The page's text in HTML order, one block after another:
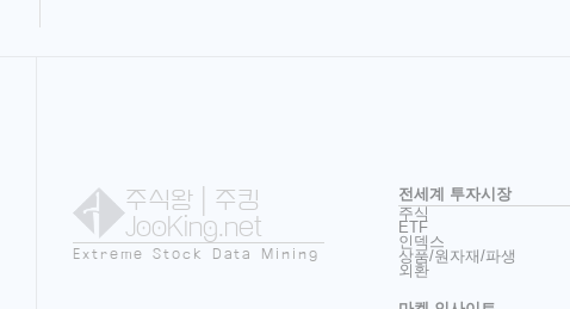
주식왕 | 주킹
JooKing.net
Extreme Stock Data Mining
전세계 투자시장
주식
ETF
인덱스
상품/원자재/파생
외환